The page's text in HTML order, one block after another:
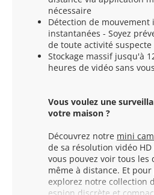
nécessaire
Détection de mouvement
instantanées - Soyez
de toute activité suspecte
Stockage massif jusqu'à
heures de vidéo sans
Vous voulez une
votre maison ?
Découvrez notre mini
de sa résolution vidéo
vous pouvez voir tous
même à distance. Et
explorez notre collection